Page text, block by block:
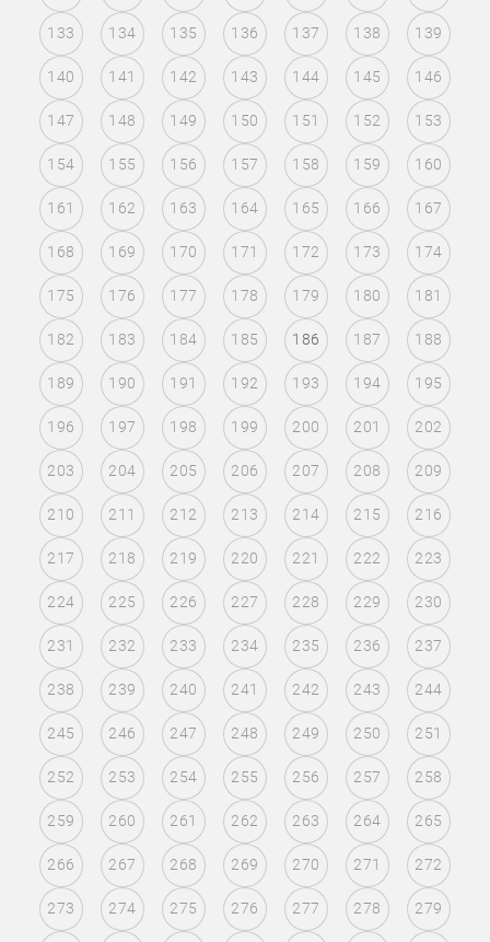
133 134 135 136 137 138 139
140 141 142 143 144 145 146
147 148 149 150 151 152 153
154 155 156 157 158 159 160
161 162 163 164 165 166 167
168 169 170 171 172 173 174
175 176 177 178 179 180 181
182 183 184 185 186 187 188
189 190 191 192 193 194 195
196 197 198 199 200 201 202
203 204 205 206 207 208 209
210 211 212 213 214 215 216
217 218 219 220 221 222 223
224 225 226 227 228 229 230
231 232 233 234 235 236 237
238 239 240 241 242 243 244
245 246 247 248 249 250 251
252 253 254 255 256 257 258
259 260 261 262 263 264 265
266 267 268 269 270 271 272
273 274 275 276 277 278 279